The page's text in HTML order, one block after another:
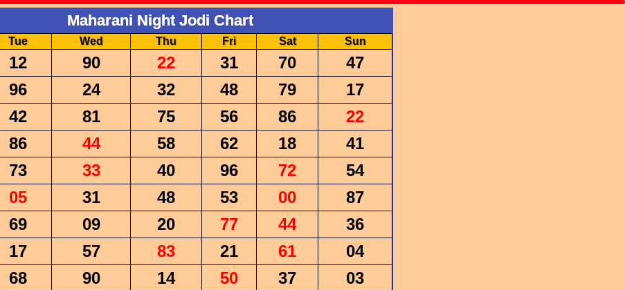
Maharani Night Jodi Chart
Tue Wed Thu Fri Sat Sun
12 90 22 31 70
47
96 24 32 48 79
17
42 81 75 56 86
22
86 44 58 62 18
41
73 33 40 96 72
54
05 31 48 53 00
87
69 09 20 77 44
36
17 57 83 21 61
04
68 90 14 50 37
03